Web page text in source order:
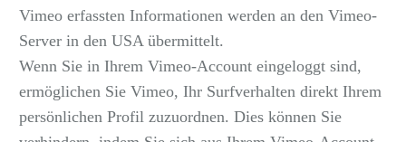
Vimeo erfassten Informationen werden an den Vimeo-
Server in den USA übermittelt.
Wenn Sie in Ihrem Vimeo-Account eingeloggt sind,
ermöglichen Sie Vimeo, Ihr Surfverhalten direkt Ihrem
persönlichen Profil zuzuordnen. Dies können Sie